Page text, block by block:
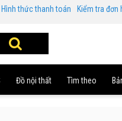
Hình thức thanh toán Kiểm tra đơn
Đồ nội thất Tìm theo